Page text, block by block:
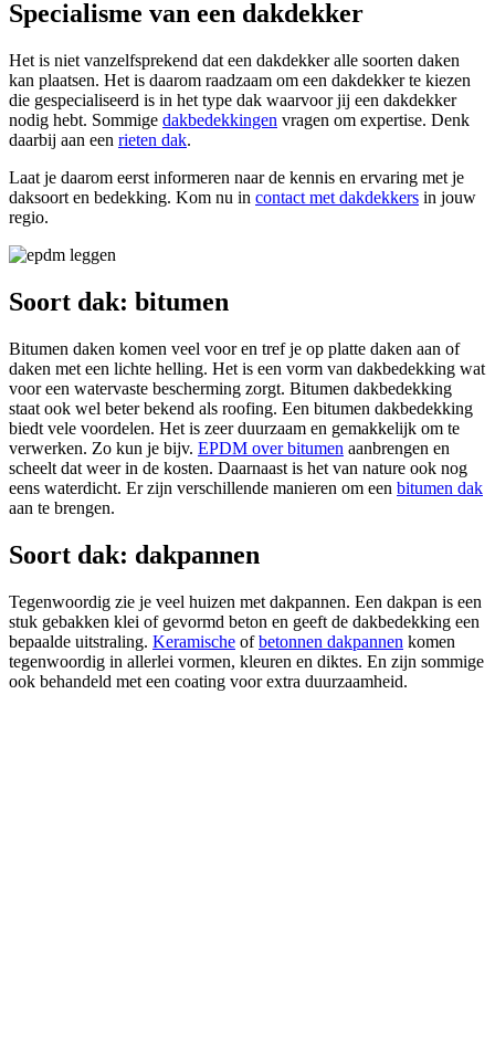
Specialisme van een dakdekker
Het is niet vanzelfsprekend dat een dakdekker alle soorten daken
kan plaatsen. Het is daarom raadzaam om een dakdekker te kiezen
die gespecialiseerd is in het type dak waarvoor jij een dakdekker
nodig hebt. Sommige dakbedekkingen vragen om expertise. Denk
daarbij aan een rieten dak.
Laat je daarom eerst informeren naar de kennis en ervaring met je
daksoort en bedekking. Kom nu in contact met dakdekkers in jouw
regio.
Soort dak: bitumen
Bitumen daken komen veel voor en tref je op platte daken aan of
daken met een lichte helling. Het is een vorm van dakbedekking wat
voor een watervaste bescherming zorgt. Bitumen dakbedekking
staat ook wel beter bekend als roofing. Een bitumen dakbedekking
biedt vele voordelen. Het is zeer duurzaam en gemakkelijk om te
verwerken. Zo kun je bijv. EPDM over bitumen aanbrengen en
scheelt dat weer in de kosten. Daarnaast is het van nature ook nog
eens waterdicht. Er zijn verschillende manieren om een bitumen dak
aan te brengen.
Soort dak: dakpannen
Tegenwoordig zie je veel huizen met dakpannen. Een dakpan is een
stuk gebakken klei of gevormd beton en geeft de dakbedekking een
bepaalde uitstraling. Keramische ofbetonnen dakpannen komen
tegenwoordig in allerlei vormen, kleuren en diktes. En zijn sommige
ook behandeld met een coating voor extra duurzaamheid.